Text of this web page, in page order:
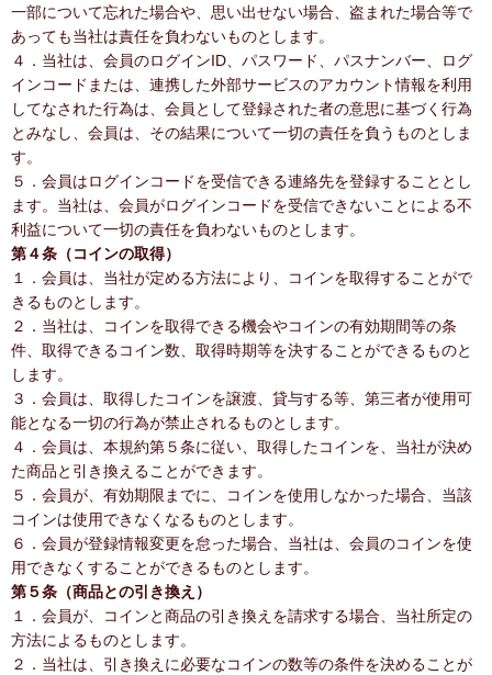
一部について忘れた場合や、思い出せない場合、盗まれた場合等で
あっても当社は責任を負わないものとします。
４．当社は、会員のログインID、パスワード、パスナンバー、ログ
インコードまたは、連携した外部サービスのアカウント情報を利用
してなされた行為は、会員として登録された者の意思に基づく行為
とみなし、会員は、その結果について一切の責任を負うものとしま
す。
５．会員はログインコードを受信できる連絡先を登録することとし
ます。当社は、会員がログインコードを受信できないことによる不
利益について一切の責任を負わないものとします。
第４条（コインの取得）
１．会員は、当社が定める方法により、コインを取得することがで
きるものとします。
２．当社は、コインを取得できる機会やコインの有効期間等の条
件、取得できるコイン数、取得時期等を決することができるものと
します。
３．会員は、取得したコインを譲渡、貸与する等、第三者が使用可
能となる一切の行為が禁止されるものとします。
４．会員は、本規約第５条に従い、取得したコインを、当社が決め
た商品と引き換えることができます。
５．会員が、有効期限までに、コインを使用しなかった場合、当該
コインは使用できなくなるものとします。
６．会員が登録情報変更を怠った場合、当社は、会員のコインを使
用できなくすることができるものとします。
第５条（商品との引き換え）
１．会員が、コインと商品の引き換えを請求する場合、当社所定の
方法によるものとします。
２．当社は、引き換えに必要なコインの数等の条件を決めることが